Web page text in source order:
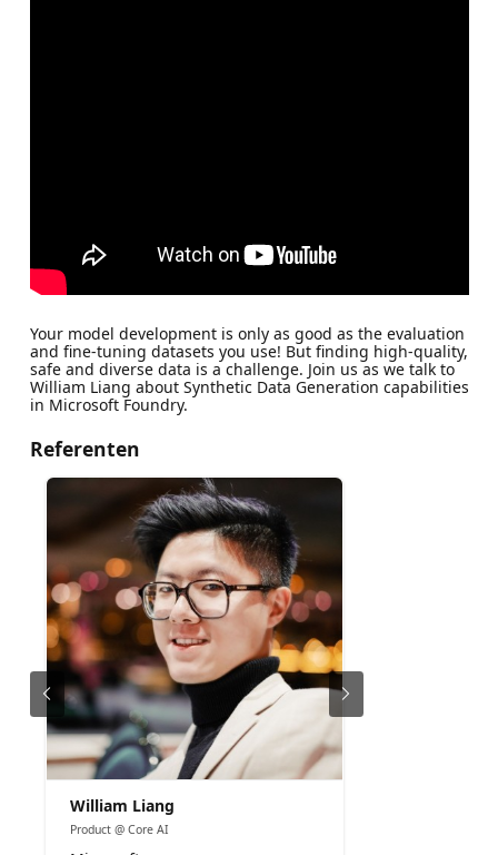
Your model development is only as good as the evaluation
and fine-tuning datasets you use! But finding high-quality,
safe and diverse data is a challenge. Join us as we talk to
William Liang about Synthetic Data Generation capabilities
in Microsoft Foundry.
Referenten
William Liang
Product @ Core AI